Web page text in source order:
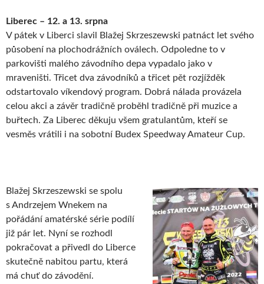
Liberec – 12. a 13. srpna
V pátek v Liberci slavil Blažej Skrzeszewski patnáct let svého
působení na plochodrážních oválech. Odpoledne to v
parkovišti malého závodního depa vypadalo jako v
mraveništi. Třicet dva závodníků a třicet pět rozjížděk
odstartovalo víkendový program. Dobrá nálada provázela
celou akci a závěr tradičně proběhl tradičně při muzice a
buřtech. Za Liberec děkuju všem gratulantům, kteří se
vesměs vrátili i na sobotní Budex Speedway Amateur Cup.
Blažej Skrzeszewski se spolu
s Andrzejem Wnekem na
pořádání amatérské série podílí
již pár let. Nyní se rozhodl
pokračovat a přivedl do Liberce
skutečně nabitou partu, která
má chuť do závodění.